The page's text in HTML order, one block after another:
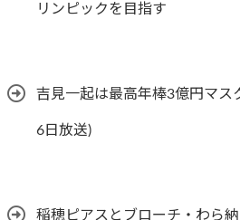
リンピックを目指す
吉見一起は最高年棒3億円マス
6日放送)
稲穂ピアスとブローチ・わら